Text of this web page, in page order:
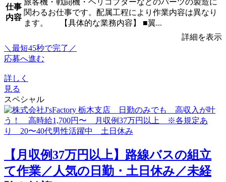
仕事
内容
関わるお仕事です。配属工程により作業内容は異なり
ます。 【具体的な業務内容】 ■翼...
詳細を表示
＼最短45秒で完了／
応募へ進む
詳しく
見る
スペシャル
【月収例37万円以上】路線バスの組立
て作業／人気の日勤・土日休み／未経